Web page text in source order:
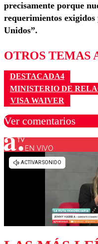
precisamente porque
requerimientos
Unidos”.
OTROS TEMAS
DESTACADA4
MINISTERIO DE
VISA WAIVER
Ver comentarios
Los comentarios
EN VIVO